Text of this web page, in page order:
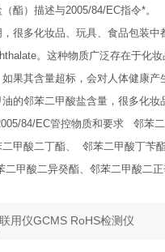
酯）描述与2005/84/EC指令*。
很多化妆品、玩具、食品包装中
。这种物质广泛存在于化
果其含量超标，会对人体健康产
的邻苯二甲酸盐含量，很多化妆
84/EC管控物质和要求 邻苯
甲酸二丁酯、 邻苯二甲酸丁苄
二甲酸二异癸酯、邻苯二甲酸二